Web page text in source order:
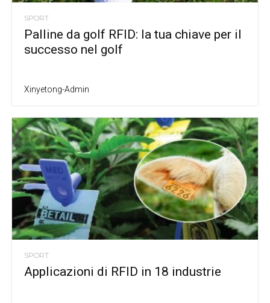
SPORT
Palline da golf RFID: la tua chiave per il
successo nel golf
Xinyetong-Admin
SPORT
Applicazioni di RFID in 18 industrie